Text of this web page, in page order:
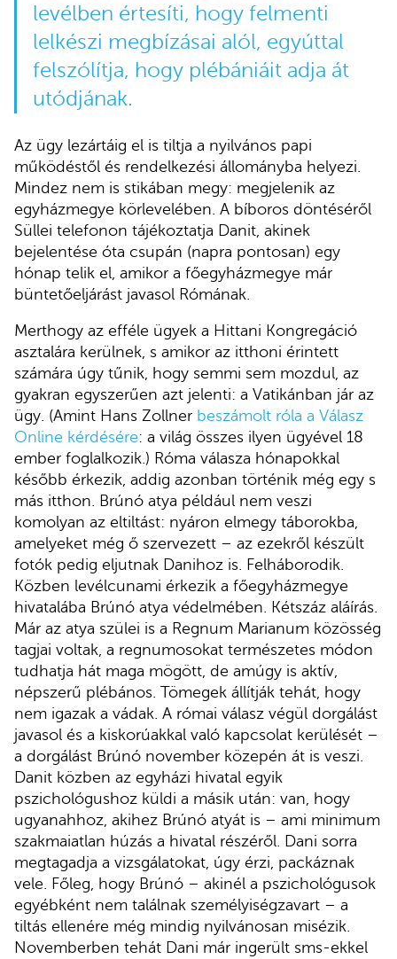
levélben értesíti, hogy felmenti
lelkészi megbízásai alól, egyúttal
felszólítja, hogy plébániáit adja át
utódjának.
Az ügy lezártáig el is tiltja a nyilvános papi
működéstől és rendelkezési állományba helyezi.
Mindez nem is stikában megy: megjelenik az
egyházmegye körlevelében. A bíboros döntéséről
Süllei telefonon tájékoztatja Danit, akinek
bejelentése óta csupán (napra pontosan) egy
hónap telik el, amikor a főegyházmegye már
büntetőeljárást javasol Rómának.
Merthogy az efféle ügyek a Hittani Kongregáció
asztalára kerülnek, s amikor az itthoni érintett
számára úgy tűnik, hogy semmi sem mozdul, az
gyakran egyszerűen azt jelenti: a Vatikánban jár az
ügy. (Amint Hans Zollner beszámolt róla a Válasz
Online kérdésére: a világ összes ilyen ügyével 18
ember foglalkozik.) Róma válasza hónapokkal
később érkezik, addig azonban történik még egy s
más itthon. Brúnó atya például nem veszi
komolyan az eltiltást: nyáron elmegy táborokba,
amelyeket még ő szervezett – az ezekről készült
fotók pedig eljutnak Danihoz is. Felháborodik.
Közben levélcunami érkezik a főegyházmegye
hivatalába Brúnó atya védelmében. Kétszáz aláírás.
Már az atya szülei is a Regnum Marianum közösség
tagjai voltak, a regnumosokat természetes módon
tudhatja hát maga mögött, de amúgy is aktív,
népszerű plébános. Tömegek állítják tehát, hogy
nem igazak a vádak. A római válasz végül dorgálást
javasol és a kiskorúakkal való kapcsolat kerülését –
a dorgálást Brúnó november közepén át is veszi.
Danit közben az egyházi hivatal egyik
pszichológushoz küldi a másik után: van, hogy
ugyanahhoz, akihez Brúnó atyát is – ami minimum
szakmaiatlan húzás a hivatal részéről. Dani sorra
megtagadja a vizsgálatokat, úgy érzi, packáznak
vele. Főleg, hogy Brúnó – akinél a pszichológusok
egyébként nem találnak személyiségzavart – a
tiltás ellenére még mindig nyilvánosan misézik.
Novemberben tehát Dani már ingerült sms-ekkel